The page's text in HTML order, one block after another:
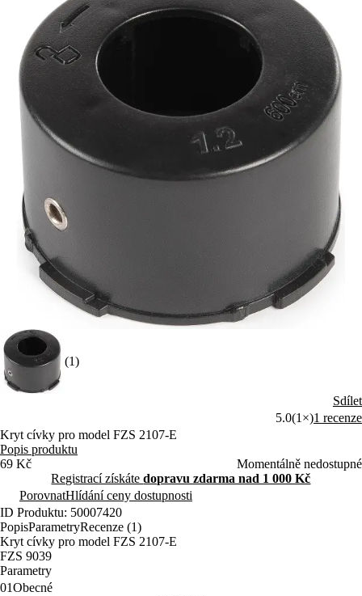
(1)
Sdílet
5.0(1×)1 recenze
Kryt cívky pro model FZS 2107-E
Popis produktu
69 Kč
Momentálně nedostupné
Registrací získátedopravu zdarma nad 1 000 Kč
PorovnatHlídání ceny dostupnosti
ID Produktu: 50007420
PopisParametryRecenze (1)
Kryt cívky pro model FZS 2107-E
FZS 9039
Parametry
01Obecné